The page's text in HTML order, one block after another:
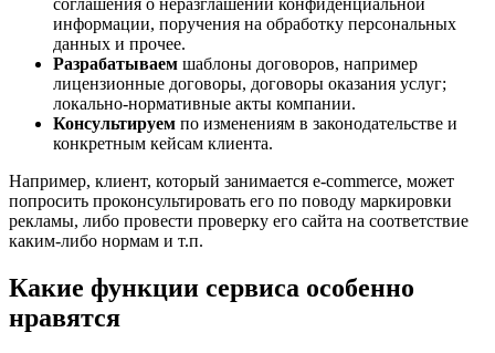
соглашения о неразглашении конфиденциальной
информации, поручения на обработку персональных
данных и прочее.
Разрабатываем шаблоны договоров, например
лицензионные договоры, договоры оказания услуг;
локально-нормативные акты компании.
Консультируем по изменениям в законодательстве и
конкретным кейсам клиента.
Например, клиент, который занимается e-commerce, может
попросить проконсультировать его по поводу маркировки
рекламы, либо провести проверку его сайта на соответствие
каким-либо нормам и т.п.
Какие функции сервиса особенно
нравятся